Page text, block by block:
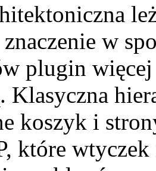
w
plugin
Klasyczna
koszyk i
które wtyczek